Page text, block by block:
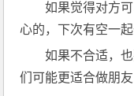
如果觉得对方
心的，下次有空一
如果不合适，
们可能更适合做朋